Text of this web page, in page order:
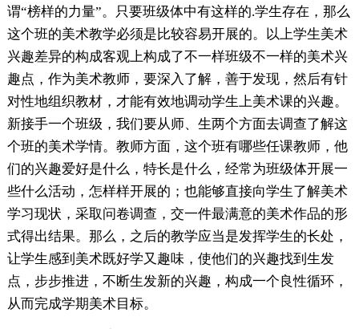
谓“榜样的力量”。只要班级体中有这样的.学生存在，那么
这个班的美术教学必须是比较容易开展的。以上学生美术
兴趣差异的构成客观上构成了不一样班级不一样的美术兴
趣点，作为美术教师，要深入了解，善于发现，然后有针
对性地组织教材，才能有效地调动学生上美术课的兴趣。
新接手一个班级，我们要从师、生两个方面去调查了解这
个班的美术学情。教师方面，这个班有哪些任课教师，他
们的兴趣爱好是什么，特长是什么，经常为班级体开展一
些什么活动，怎样样开展的；也能够直接向学生了解美术
学习现状，采取问卷调查，交一件最满意的美术作品的形
式得出结果。那么，之后的教学应当是发挥学生的长处，
让学生感到美术既好学又趣味，使他们的兴趣找到生发
点，步步推进，不断生发新的兴趣，构成一个良性循环，
从而完成学期美术目标。